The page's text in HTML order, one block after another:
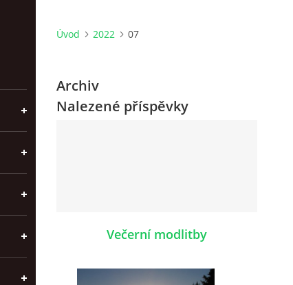
Úvod 2022 07
Archiv
Nalezené příspěvky
Večerní modlitby